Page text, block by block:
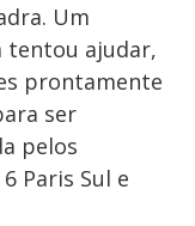
Um
tentou ajudar,
prontamente
ser
pelos
Paris Sul e